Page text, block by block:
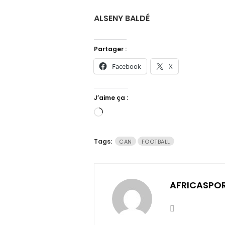
ALSENY BALDÉ
Partager :
Facebook X
J’aime ça :
Chargement…
Tags: CAN FOOTBALL